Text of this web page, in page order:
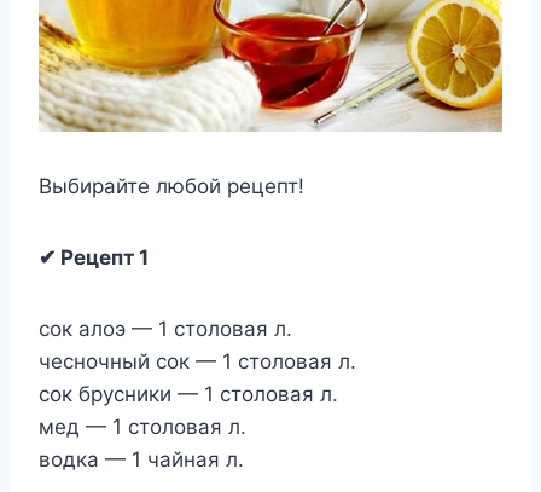
Выбирайте любой рецепт!
✔ Рецепт 1
сок алоэ — 1 столовая л.
чесночный сок — 1 столовая л.
сок брусники — 1 столовая л.
мед — 1 столовая л.
водка — 1 чайная л.